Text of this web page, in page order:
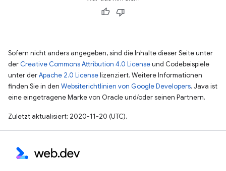
Sofern nicht anders angegeben, sind die Inhalte dieser Seite unter
der Creative Commons Attribution 4.0 Licenseund Codebeispiele
unter derApache 2.0 Licenselizenziert. Weitere Informationen
finden Sie in den Websiterichtlinien von Google Developers. Java ist
eine eingetragene Marke von Oracle und/oder seinen Partnern.
Zuletzt aktualisiert: 2020-11-20 (UTC).